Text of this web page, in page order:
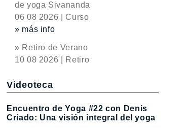
de yoga Sivananda
06 08 2026 | Curso
» más info
» Retiro de Verano
10 08 2026 | Retiro
Videoteca
Encuentro de Yoga #22 con Denis
Criado: Una visión integral del yoga